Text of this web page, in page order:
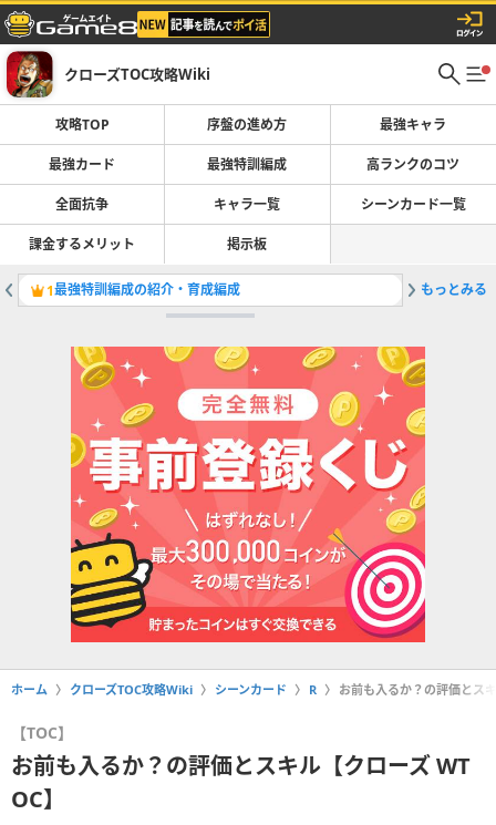
クローズTOC攻略Wiki
攻略TOP 序盤の進め方 最強キャラ
最強カード 最強特訓編成 高ランクのコツ
全面抗争 キャラ一覧 シーンカード一覧
課金するメリット 掲示板
1最強特訓編成の紹介・育成編成 2最強キ
もっとみる
ホーム クローズTOC攻略Wiki シーンカード R お前も入るか？の評価とス
【TOC】
お前も入るか？の評価とスキル【クローズ WT
OC】